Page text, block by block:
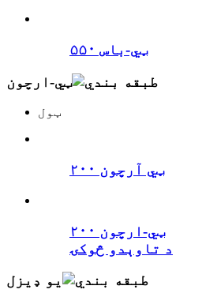
ټي-باس ۵۵۰
ټي-ارچون
ټول
ټي آرچون ۲۰۰
ټي-ارچون ۲۰۰
د تاوېدو څوکۍ
یو ډیزل